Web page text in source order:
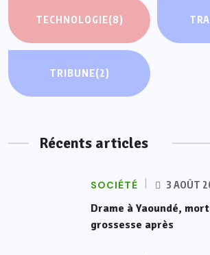
TECHNOLOGIE(8)
TRIBUNE(2)
Récents articles
SOCIÉTÉ 3 AOÛT
Drame à Yaoundé,
grossesse après